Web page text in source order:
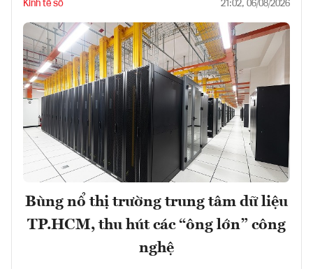
Kinh tế số 21:02, 06/08/2026
Bùng nổ thị trường trung tâm dữ liệu
TP.HCM, thu hút các “ông lớn” công
nghệ